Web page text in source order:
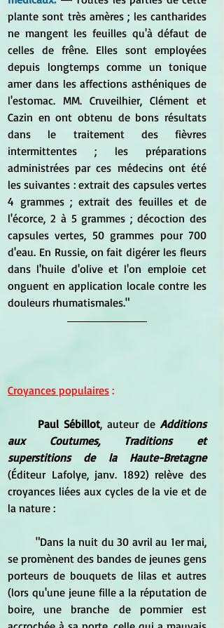
plante sont très amères ; les cantharides
ne mangent les feuilles qu'à défaut de
celles de frêne. Elles sont employées
depuis longtemps comme un tonique
amer dans les affections asthéniques de
l'estomac. MM. Cruveilhier, Clément et
Cazin en ont obtenu de bons résultats
dans le traitement des fièvres
intermittentes ; les préparations
administrées par ces médecins ont été
les suivantes : extrait des capsules vertes
4 grammes ; extrait des feuilles et de
l'écorce, 2 à 5 grammes ; décoction des
capsules vertes, 50 grammes pour 700
d'eau. En Russie, on fait digérer les fleurs
dans l'huile d'olive et l'on emploie cet
onguent en application locale contre les
douleurs rhumatismales."
Croyances populaires :
Paul Sébillot, auteur de Additions
aux Coutumes, Traditions et
superstitions de la Haute-Bretagne
(Éditeur Lafolye, janv. 1892) relève des
croyances liées aux cycles de la vie et de
la nature :
	"Dans la nuit du 30 avril au 1er mai,
se promènent des bandes de jeunes gens
porteurs de bouquets de lilas et autres
(lors qu'une jeune fille a la réputation de
boire, une branche de pommier est